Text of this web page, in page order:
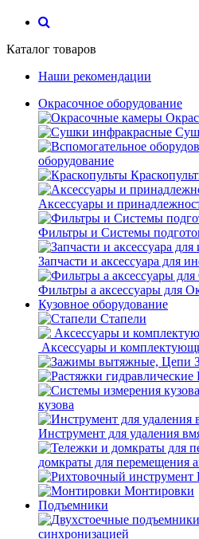
Каталог товаров
Наши рекомендации
Окрасочное оборудование
оборудование
Аксессуары и
Фильтры и Системы
Запчасти и аксессуара для
Фильтры а аксессуары для
Кузовное оборудование
Стапели
Аксессуары и
кузова
Инструмент для удаления
домкраты для перемещения
Монтировки
Подъемники